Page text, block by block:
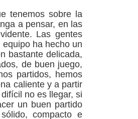
tenemos sobre la
a pensar, en las
Las gentes
ha hecho un
bastante delicada,
de buen juego,
partidos, hemos
caliente y a partir
no es llegar, si
un buen partido
compacto e